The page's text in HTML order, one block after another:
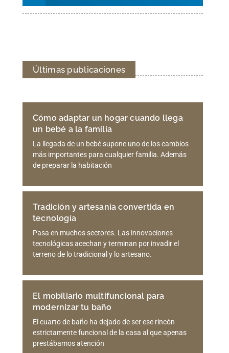
Últimas publicaciones
Cómo adaptar un hogar cuando llega
un bebé a la familia
La llegada de un bebé supone uno de los cambios
más importantes para cualquier familia. Además
de preparar la habitación
Tradición y artesanía convertida en
tecnología
Pasa en muchos sectores. Las innovaciones
tecnológicas acechan y terminan por invadir el
terreno de lo tradicional y lo artesano.
El mobiliario multifuncional para
modernizar tu baño
El cuarto de baño ha dejado de ser ese rincón
estrictamente funcional de la casa al que apenas
prestábamos atención